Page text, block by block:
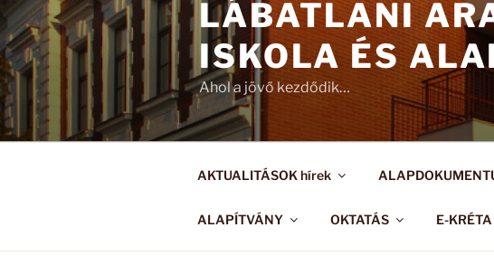
LÁBATLANI
ISKOLA ÉS
Ahol a jövő kezdődik…
AKTUALITÁSOK hírek
ALAPÍTVÁNY OKTATÁS E-KRÉTA